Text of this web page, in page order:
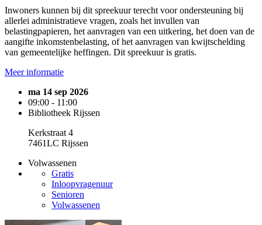
Inwoners kunnen bij dit spreekuur terecht voor ondersteuning bij
allerlei administratieve vragen, zoals het invullen van
belastingpapieren, het aanvragen van een uitkering, het doen van de
aangifte inkomstenbelasting, of het aanvragen van kwijtschelding
van gemeentelijke heffingen. Dit spreekuur is gratis.
Meer informatie
ma 14 sep 2026
09:00 - 11:00
Bibliotheek Rijssen
Kerkstraat 4
7461LC Rijssen
Volwassenen
Gratis
Inloopvragenuur
Senioren
Volwassenen